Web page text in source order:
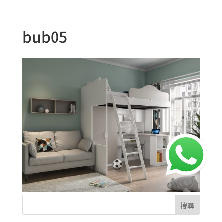
bub05